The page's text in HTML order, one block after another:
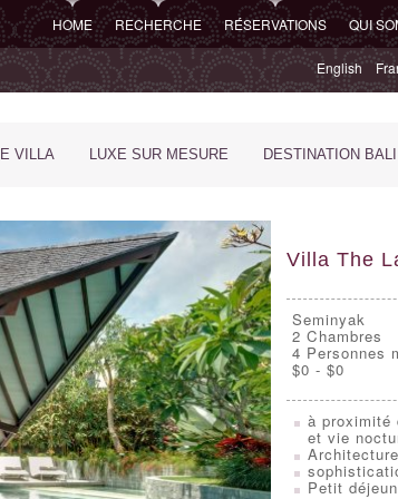
HOME RECHERCHE RÉSERVATIONS QUI
English
VILLA LUXE SUR MESURE DESTINATION BALI
Villa The
Seminyak
2 Chambres
4 Personnes
$0 - $0
à proximité
et vie
Petit